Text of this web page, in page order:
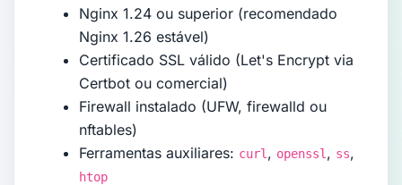
Nginx 1.24 ou superior (recomendado
Nginx 1.26 estável)
Certificado SSL válido (Let's Encrypt via
Certbot ou comercial)
Firewall instalado (UFW, firewalld ou
nftables)
Ferramentas auxiliares: curl , openssl , ss,
htop